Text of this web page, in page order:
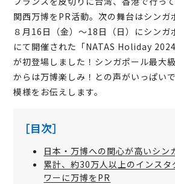
関西万博をPR活動。次の舞台はシンガ
８月16日（金）～18日（日）にシンガ
にて開催された「NATAS Holiday
が初登場しました！シンガポール最大
からは万博楽しみ！との声がいっぱい
模様をお伝えします。
［目次］
日本・万博への関心が高いシン
累計、約30万人以上のインスタ
ワーに万博をPR